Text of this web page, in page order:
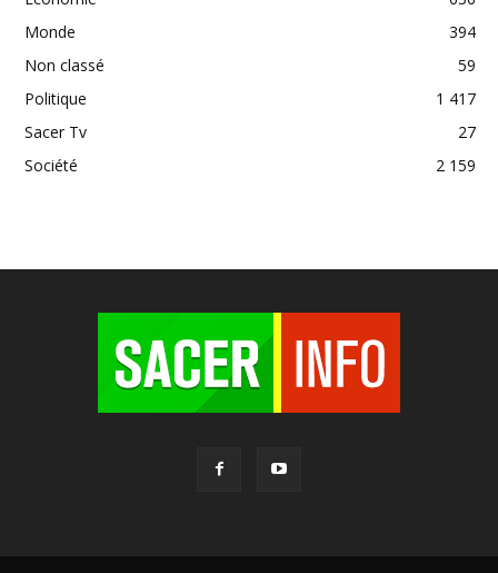
Monde
394
Non classé
59
Politique
1 417
Sacer Tv
27
Société
2 159